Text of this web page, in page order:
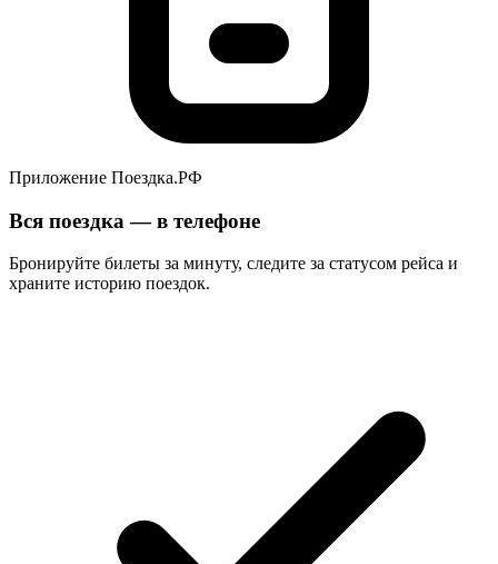
Приложение Поездка.РФ
Вся поездка — в телефоне
Бронируйте билеты за минуту, следите за статусом рейса и
храните историю поездок.